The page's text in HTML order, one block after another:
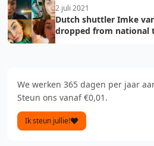
2 juli 2021
Dutch shuttler Imke
dropped from national
We werken 365 dagen per jaar
Steun ons vanaf €0,01.
Ik steun jullie!